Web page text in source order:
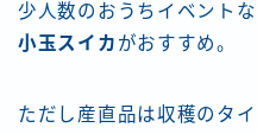
少人数のおうちイベント
小玉スイカ がおすすめ。
ただし産直品は収穫のタ